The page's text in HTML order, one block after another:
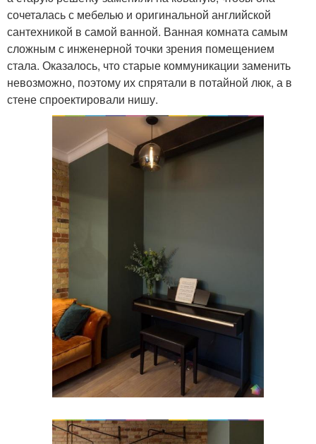
сочеталась с мебелью и оригинальной английской
сантехникой в самой ванной. Ванная комната самым
сложным с инженерной точки зрения помещением
стала. Оказалось, что старые коммуникации заменить
невозможно, поэтому их спрятали в потайной люк, а в
стене спроектировали нишу.